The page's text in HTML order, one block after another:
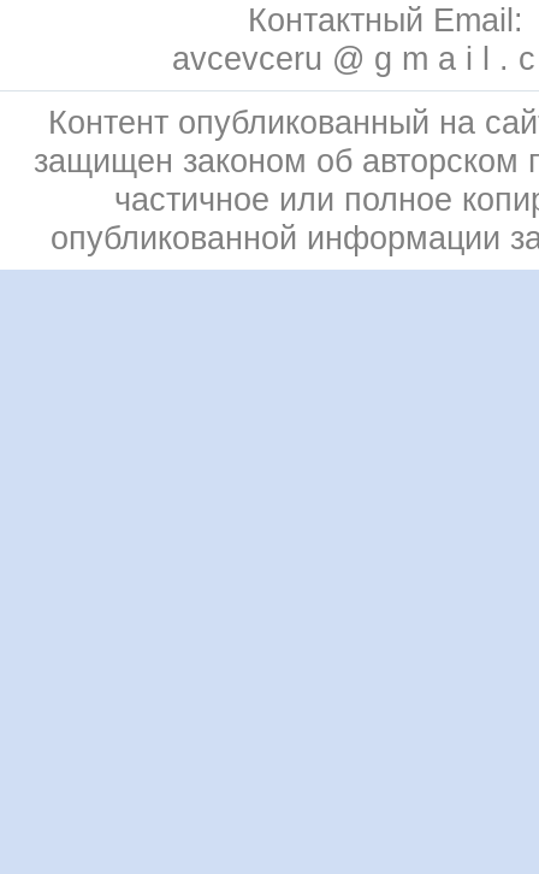
Контактный Email:
avcevceru @ g m a i l .
Контент опубликованный на
защищен законом об авторском
частичное или полное
опубликованной информации